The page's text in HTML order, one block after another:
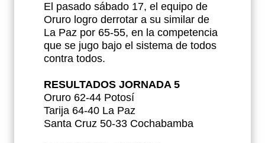
El pasado sábado 17, el equipo de
Oruro logro derrotar a su similar de
La Paz por 65-55, en la competencia
que se jugo bajo el sistema de todos
contra todos.
RESULTADOS JORNADA 5
Oruro 62-44 Potosí
Tarija 64-40 La Paz
Santa Cruz 50-33 Cochabamba